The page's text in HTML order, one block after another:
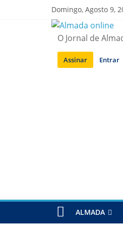
Domingo, Agosto 9,
O Jornal de
Assinar Entrar
ALMADA